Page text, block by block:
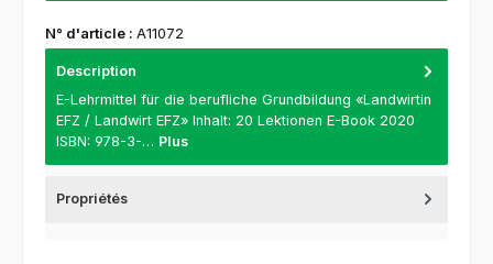
N° d'article : A11072
Description
E-Lehrmittel für die berufliche Grundbildung «Landwirtin
EFZ / Landwirt EFZ» Inhalt: 20 Lektionen E-Book 2020
ISBN: 978-3-… Plus
Propriétés